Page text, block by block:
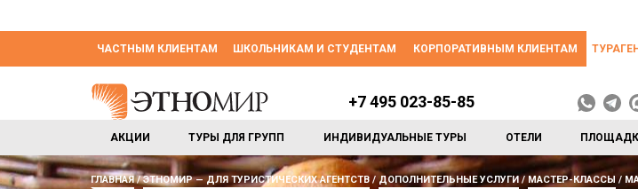
ЧАСТНЫМ КЛИЕНТАМ ШКОЛЬНИКАМ И СТУДЕНТАМ КОРПОРАТИВНЫМ КЛИЕНТАМ
АКЦИИ ТУРЫ ДЛЯ ГРУПП ИНДИВИДУАЛЬНЫЕ ТУРЫ ОТЕЛИ
+7 495 023-85-85
ГЛАВНАЯ ЭТНОМИР — ДЛЯ ТУРИСТИЧЕСКИХ АГЕНТСТВ ДОПОЛНИТЕЛЬНЫЕ УСЛУГИ МАСТЕР-КЛАССЫ